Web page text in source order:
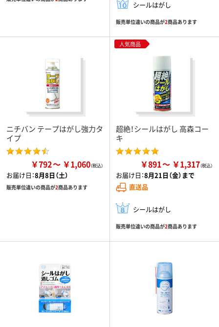
シールはがし
販売単位違いの商品が2商品あります
ニチバン テープはがし強力タ
イプ
￥792 ￥1,060
お届け日：8月8日（土）
販売単位違いの商品が2商品あります
人気商品
超絶！シールはがし 高森コー
キ
￥891 ￥1,317
お届け日：8月21日（金）まで
直送品
シールはがし
販売単位違いの商品が2商品あります